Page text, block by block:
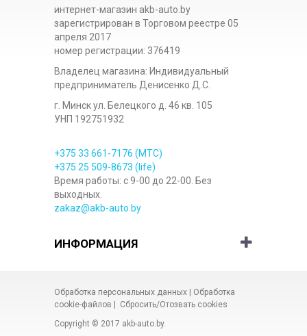
интернет-магазин akb-auto.by
зарегистрирован в Торговом реестре 05
апреля 2017
номер регистрации: 376419
Владелец магазина: Индивидуальный
предприниматель Денисенко Д.С.
г. Минск ул. Белецкого д. 46 кв. 105
УНП 192751932
+375 33 661-7176 (МТС)
+375 25 509-8673 (life)
Время работы: с 9-00 до 22-00. Без
выходных.
zakaz@akb-auto.by
ИНФОРМАЦИЯ
Обработка персональных данных
Обработка
cookie-файлов
Сбросить/Отозвать cookies
Copyright © 2017 akb-auto.by.